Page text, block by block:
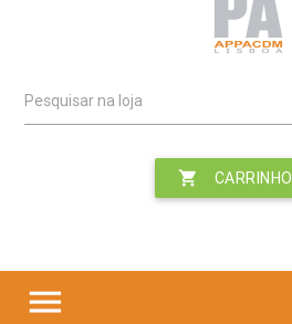
Pesquisar na loja
CARRINHO
shopping_cart
menu